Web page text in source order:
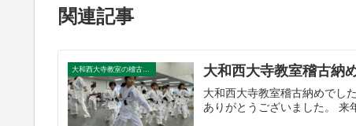
関連記事
大和西大寺教室稽古納
大和西大寺教室稽古納めでし
ありがとうございました。 来